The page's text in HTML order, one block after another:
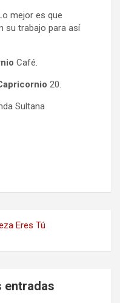
mejor es que
su trabajo para así
Café.
20.
Sultana
Eres Tú
entradas